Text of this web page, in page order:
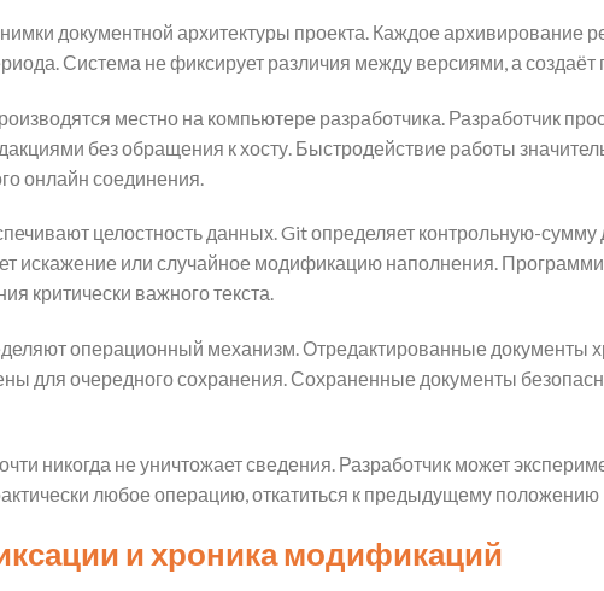
документной архитектуры проекта. Каждое архивирование
Система не фиксирует различия между версиями, а
местно на компьютере разработчика. Разработчик
без обращения к хосту. Быстродействие работы
онлайн соединения.
целостность данных. Git определяет контрольную-
искажение или случайное модификацию наполнения.
критически важного текста.
операционный механизм. Отредактированные документы
для очередного сохранения. Сохраненные документы
никогда не уничтожает сведения. Разработчик может
любое операцию, откатиться к предыдущему положению
и хроника модификаций